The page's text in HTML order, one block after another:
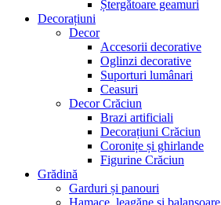
Ștergătoare geamuri
Decorațiuni
Decor
Accesorii decorative
Oglinzi decorative
Suporturi lumânari
Ceasuri
Decor Crăciun
Brazi artificiali
Decorațiuni Crăciun
Coronițe și ghirlande
Figurine Crăciun
Grădină
Garduri și panouri
Hamace, leagăne și balansoare